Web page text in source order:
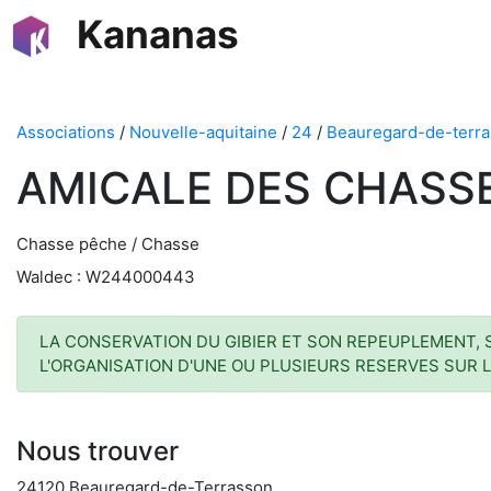
Kananas
Associations / Nouvelle-aquitaine / 24 / Beauregard-de-
AMICALE DES
Chasse pêche / Chasse
Waldec : W244000443
LA CONSERVATION DU GIBIER ET SON
L'ORGANISATION D'UNE OU PLUSIEURS RESERVES SUR
Nous trouver